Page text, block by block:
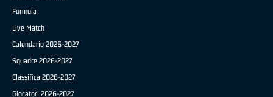
Formula
Live Match
Calendario 2026-2027
Squadre 2026-2027
Classifica 2026-2027
Giocatori 2026-2027